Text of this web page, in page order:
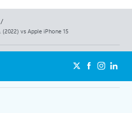
/
(2022) vs Apple iPhone 15